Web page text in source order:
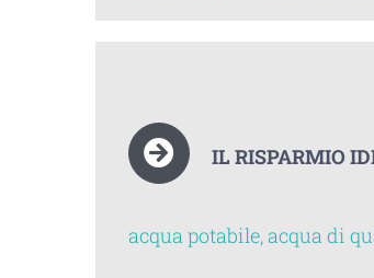
IL RISPARMIO
acqua potabile, acqua di